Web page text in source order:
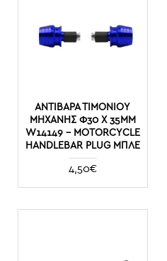
AΝΤΊΒΑΡΑ ΤΙΜΟΝΙΟΎ
ΜΗΧΑΝΉΣ Φ30 X 35MM
W14149 – MOTORCYCLE
HANDLEBAR PLUG ΜΠΛΕ
4,50€